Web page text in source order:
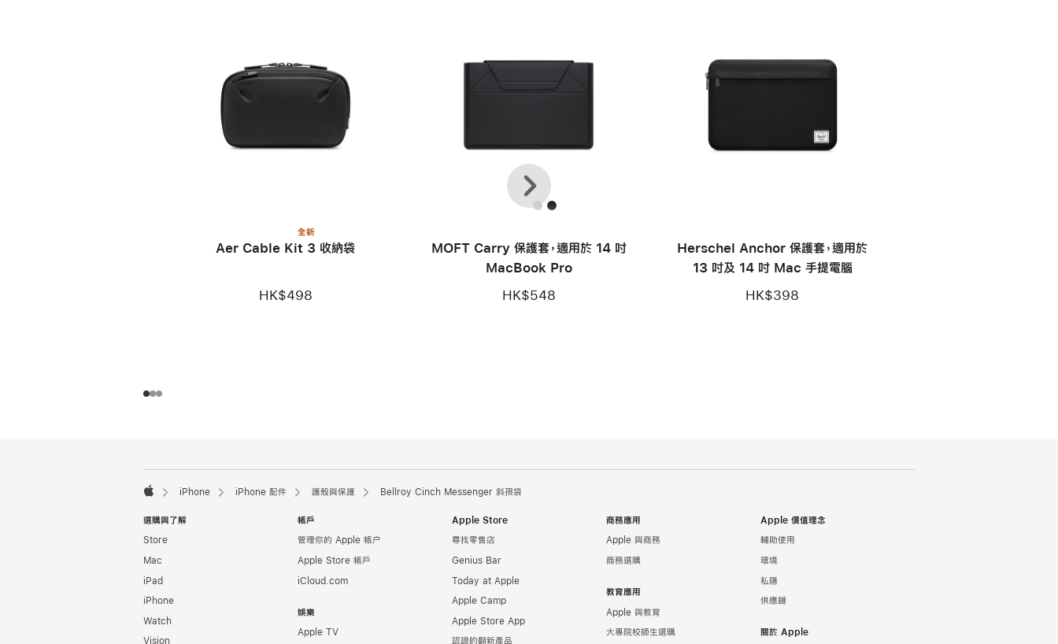
全新
Aer Cable Kit 3 收納袋
HK$498
MOFT Carry 保護套，適用於 14 吋
MacBook Pro
HK$548
Herschel Anchor 保護套，適用於
13 吋及 14 吋 Mac 手提電腦
HK$398
上
一
頁
下
一
步
腳
iPhone iPhone 配件 護殼與保護 Bellroy Cinch Messenger 斜孭袋
選購與了解
Store
Mac
iPad
iPhone
Watch
Vision
帳戶
管理你的 Apple 帳户
Apple Store 帳戶
iCloud.com
娛樂
Apple TV
Apple Store
尋找零售店
Genius Bar
Today at Apple
Apple Camp
Apple Store App
認證的翻新產品
商務應用
Apple 與商務
商務選購
教育應用
Apple 與教育
大專院校師生選購
Apple 價值理念
輔助使用
環境
私隱
供應鏈
關於 Apple